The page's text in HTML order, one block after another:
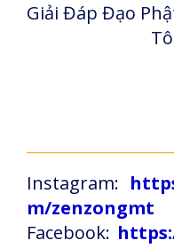
Giải Đáp Đạo
Instagram:
m/zenzongmt
Facebook: